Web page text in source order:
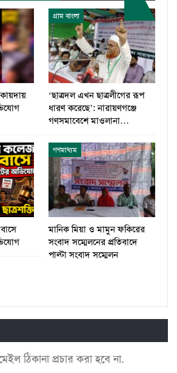
গ্রাম বাংলা
‘ছাত্রদল এখন ছাত্রলীগের রূপ
ধারণ করেছে’: নারায়ণগঞ্জে
গণসমাবেশে মাওলানা…
গণমাধ্যম
মানিক মিয়া ও মামুন ফকিরের
সংবাদ সম্মেলনের প্রতিবাদে
পাল্টা সংবাদ সম্মেলন
ঠিকানা প্রচার করা হবে না.